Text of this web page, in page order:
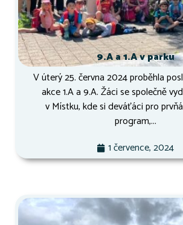
9.A a 1.A v parku
V úterý 25. června 2024 proběhla
akce 1.A a 9.A. Žáci se společně
v Místku, kde si deváťáci pro
program,...
1 července, 2024